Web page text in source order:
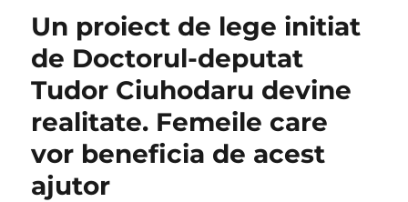
Un proiect de lege initiat
de Doctorul-deputat
Tudor Ciuhodaru devine
realitate. Femeile care
vor beneficia de acest
ajutor